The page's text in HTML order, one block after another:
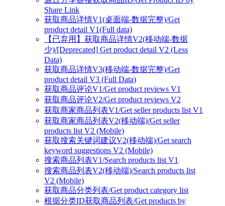
Share Link
获取商品详情V1(桌面端-数据完整)/Get
product detail V1(Full data)
【已弃用】获取商品详情V2(移动端-数据
少)/[Deprecated] Get product detail V2 (Less
Data)
获取商品详情V3(移动端-数据完整)/Get
product detail V3 (Full Data)
获取商品评论V1/Get product reviews V1
获取商品评论V2/Get product reviews V2
获取商家商品列表V1/Get seller products list V1
获取商家商品列表V2(移动端)/Get seller
products list V2 (Mobile)
获取搜索关键词建议V2(移动端)/Get search
keyword suggestions V2 (Mobile)
搜索商品列表V1/Search products list V1
搜索商品列表V2(移动端)/Search products list
V2 (Mobile)
获取商品分类列表/Get product category list
根据分类ID获取商品列表/Get products by